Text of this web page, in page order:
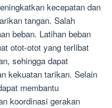
kecepatan dan
tangan. Salah
beban. Latihan beban
otot-otot yang terlibat
sehingga dapat
kekuatan tarikan. Selain
membantu
koordinasi gerakan